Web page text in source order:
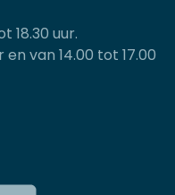
18.30 uur.
en van 14.00 tot 17.00